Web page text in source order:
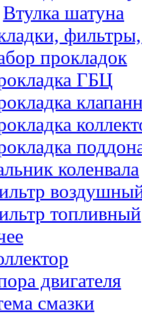
Втулка шатуна
прокладок
ГБЦ
коленвала
топливный
двигателя
смазки